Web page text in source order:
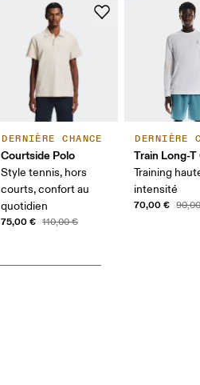
DERNIÈRE CHANCE
Courtside Polo
Style tennis, hors
courts, confort au
quotidien
75,00 € 110,00 €
DERNIÈRE
Train Long-
Training
intensité
70,00 €